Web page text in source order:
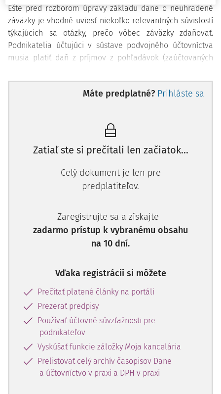
Ešte pred rozborom úpravy základu dane o neuhradené
záväzky je vhodné uviesť niekoľko relevantných súvislostí
týkajúcich sa otázky, prečo vôbec záväzky zdaňovať.
Podnikatelia účtujúci v sústave podvojného účtovníctva
musia platiť daň z príjmov z pohľadávok (zaúčtovaných
určitých prípadoch platiť daň z príjmov aj zo záväzkov,
ktoré neuhradili. Na prvý pohľad táto povinnosť zdaňovať
prípade ovplyvňovali a pôsobili rušivo na voľný trh, v
ktorom sa všetky ekonomické rozhodnutia (vrátane
určenia ceny, pohybu peňazí, tovarov a služieb)
odohrávajú na základe slobodných dobrovoľných
rozhodnutí zúčastnených strán (predávajúci a kupujúci)
bez donucovacej sily. Pri podrobnejšom pohľade na vec
neuhradených záväzkov by spôsobilo narušenie voľného
dlžník, ktorý neplatí, zarobí napr. pri kúpe tovaru hneď
trikrát:
od predávajúceho (veriteľa) získa bezodplatne tovar,
ktorý môže okamžite zo ziskom predať,
zostanú mu k dispozícii peniaze ušetrené takouto
kúpou,
napriek tomu, že dlh nezaplatí, zníži mu vzniknutý
náklad účtovný aj daňový základ, a tak ešte ušetrí na
Máte predplatné? Prihláste sa
Zatiaľ ste si prečítali len začiatok...
Celý dokument je len pre
predplatiteľov.
Zaregistrujte sa a získajte
zadarmo prístup k vybranému obsahu
na 10 dní.
Vďaka registrácii si môžete
Prečítať platené články na portáli
Prezerať predpisy
Používať účtovné súvzťažnosti pre
podnikateľov
Vyskúšať funkcie záložky Moja kancelária
Prelistovať celý archív časopisov Dane
a účtovníctvo v praxi a DPH v praxi